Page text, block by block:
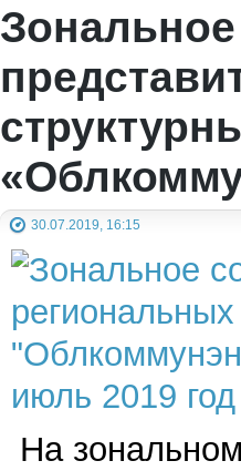
30.07.2019, 16:15
На